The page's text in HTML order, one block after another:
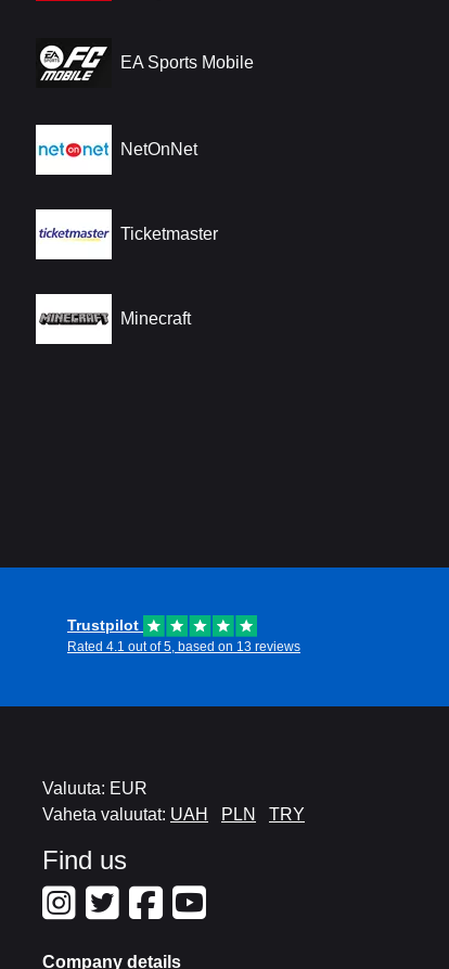
EA Sports Mobile
NetOnNet
Ticketmaster
Minecraft
Trustpilot
Rated 4.1 out of 5, based on 13 reviews
Valuuta: EUR
Vaheta valuutat: UAH PLN TRY
Find us
Company details